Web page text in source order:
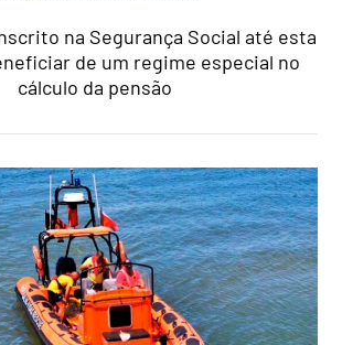
na Segurança Social até esta
de um regime especial no
cálculo da pensão